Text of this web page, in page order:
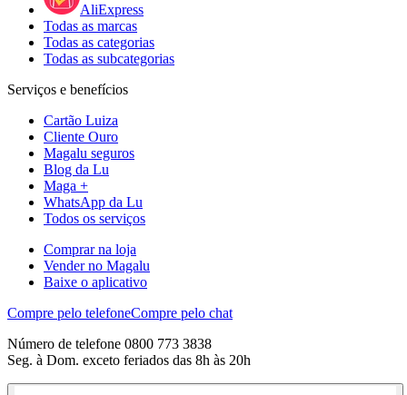
AliExpress
Todas as marcas
Todas as categorias
Todas as subcategorias
Serviços e benefícios
Cartão Luiza
Cliente Ouro
Magalu seguros
Blog da Lu
Maga +
WhatsApp da Lu
Todos os serviços
Comprar na loja
Vender no Magalu
Baixe o aplicativo
Compre pelo telefoneCompre pelo chat
Número de telefone 0800 773 3838
Seg. à Dom. exceto feriados das 8h às 20h